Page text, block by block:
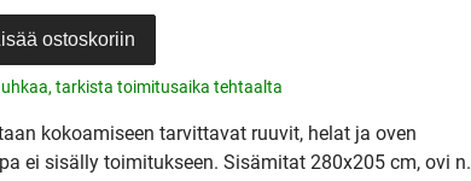
ostoskoriin
tarkista toimitusaika tehtaalta
kokoamiseen tarvittavat ruuvit, helat ja oven
ei sisälly toimitukseen. Sisämitat 280x205 cm, ovi n.